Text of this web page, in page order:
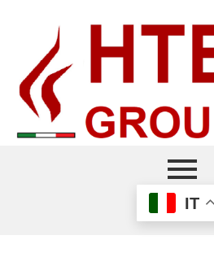
IT